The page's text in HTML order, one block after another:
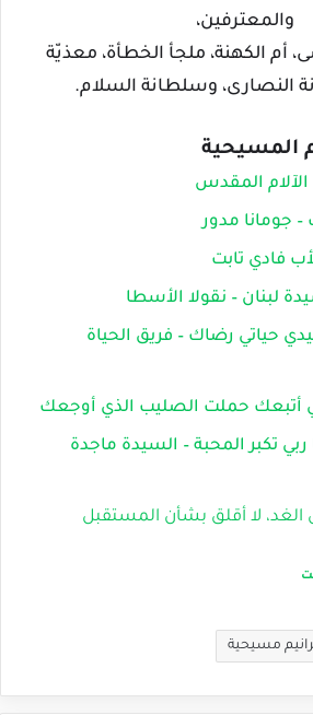
والمعترفين،
أم الكهنة، ملجأ الخطأة، معذيّة
النصارى، وسلطانة السلام.
المسيحية
المقدس
جومانا مدور
فادي تابت
لبنان – نقولا الأسطا
حياتي رضاك – فريق الحياة
أتبعك حملت الصليب الذي أوجعك
ربي تكبر المحبة – السيدة ماجدة
لا أقلق بشأن المستقبل
مسيحية